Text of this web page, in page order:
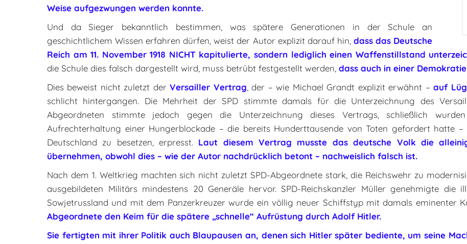
Weise aufgezwungen werden konnte.
Und da Sieger bekanntlich bestimmen, was spätere Generationen in der Schule an
geschichtlichem Wissen erfahren dürfen, weist der Autor explizit darauf hin, dass das Deutsche
Reich am 11. November 1918 NICHT kapitulierte, sondern lediglich einen Waffenstillstand
die Schule dies falsch dargestellt wird, muss betrübt festgestellt werden, dass auch in einer
Dies beweist nicht zuletzt derVersailler Vertrag , der – wie Michael Grandt explizit erwähnt –auf
schlicht hintergangen. Die Mehrheit der SPD stimmte damals für die Unterzeichnung des
Abgeordneten stimmte jedoch gegen die Unterzeichnung dieses Vertrags, schließlich
Aufrechterhaltung einer Hungerblockade – die bereits Hunderttausende von Toten gefordert hatte –
Deutschland zu besetzen, erpresst. Laut diesem Vertrag musste das deutsche Volk die
übernehmen, obwohl dies – wie der Autor nachdrücklich betont – nachweislich falsch ist.
Nach dem 1. Weltkrieg machten sich nicht zuletzt SPD-Abgeordnete stark, die Reichswehr zu
ausgebildeten Militärs mindestens 20 Generäle hervor. SPD-Reichskanzler Müller genehmigte die
Sowjetrussland und mit dem Panzerkreuzer wurde ein völlig neuer Schiffstyp mit damals eminenter
Abgeordnete den Keim für die spätere „schnelle“ Aufrüstung durch Adolf Hitler.
Sie fertigten mit ihrer Politik auch Blaupausen an, denen sich Hitler später bediente, um seine